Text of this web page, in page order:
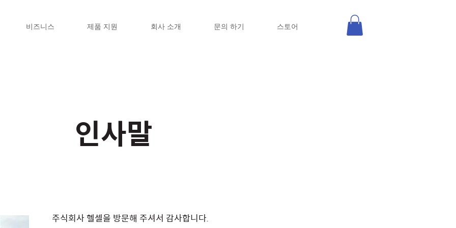
비즈니스 제품 지원 회사 소개 문의 하기 스토어
인사말
주식회사 헬셀을 방문해 주셔서 감사합니다.